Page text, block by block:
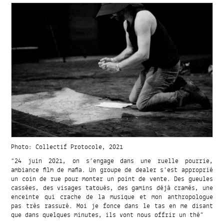
Photo: Collectif Protocole, 2021
“24 juin 2021, on s’engage dans une ruelle pourrie,
ambiance film de mafia. Un groupe de dealer s’est approprié
un coin de rue pour monter un point de vente. Des gueules
cassées, des visages tatoués, des gamins déjà cramés, une
enceinte qui crache de la musique et mon anthropologue
pas très rassuré. Moi je fonce dans le tas en me disant
que dans quelques minutes, ils vont nous offrir un thé”